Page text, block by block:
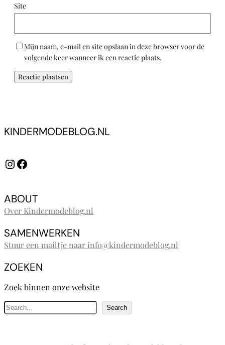
Site
Mijn naam, e-mail en site opslaan in deze browser voor de
volgende keer wanneer ik een reactie plaats.
KINDERMODEBLOG.NL
InstagramFacebook
ABOUT
Over Kindermodeblog.nl
SAMENWERKEN
Stuur een mailtje naar info@kindermodeblog.nl
ZOEKEN
Zoek binnen onze website
Z
o
Search